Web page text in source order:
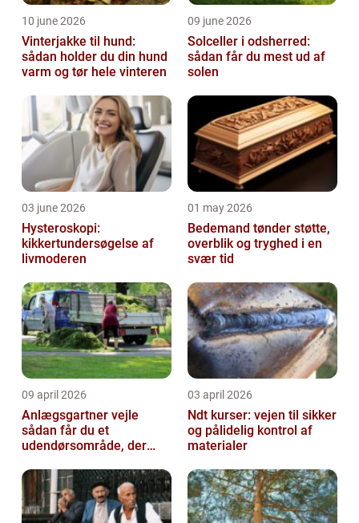
10 june 2026
Vinterjakke til hund:
sådan holder du din hund
varm og tør hele vinteren
09 june 2026
Solceller i odsherred:
sådan får du mest ud af
solen
03 june 2026
Hysteroskopi:
kikkertundersøgelse af
livmoderen
01 may 2026
Bedemand tønder støtte,
overblik og tryghed i en
svær tid
09 april 2026
Anlægsgartner vejle
sådan får du et
udendørsområde, der
03 april 2026
Ndt kurser: vejen til sikker
og pålidelig kontrol af
materialer